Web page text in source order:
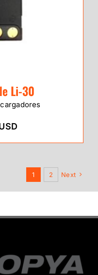
Li-30
1 2 Next